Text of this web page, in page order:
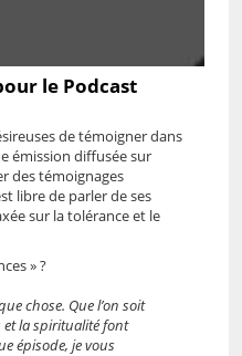
le Podcast
de témoigner dans
émission diffusée sur
des témoignages
libre de parler de ses
sur la tolérance et le
» ?
chose. Que l’on soit
et la spiritualité font
épisode, je vous